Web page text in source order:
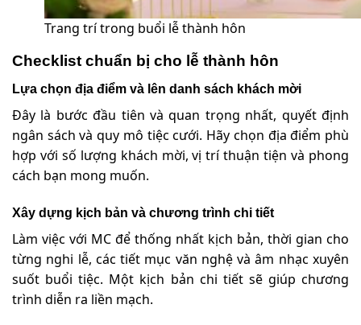
Trang trí trong buổi lễ thành hôn
Checklist chuẩn bị cho lễ thành hôn
Lựa chọn địa điểm và lên danh sách khách mời
Đây là bước đầu tiên và quan trọng nhất, quyết định
ngân sách và quy mô tiệc cưới. Hãy chọn địa điểm phù
hợp với số lượng khách mời, vị trí thuận tiện và phong
cách bạn mong muốn.
Xây dựng kịch bản và chương trình chi tiết
Làm việc với MC để thống nhất kịch bản, thời gian cho
từng nghi lễ, các tiết mục văn nghệ và âm nhạc xuyên
suốt buổi tiệc. Một kịch bản chi tiết sẽ giúp chương
trình diễn ra liền mạch.